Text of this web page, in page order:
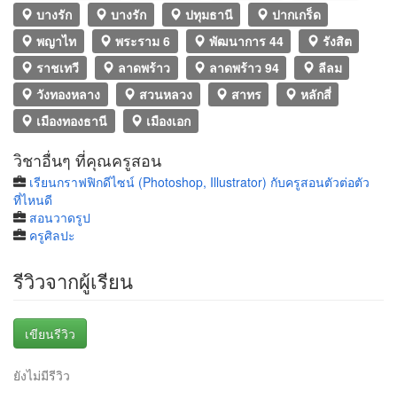
บางรัก
บางรัก ปทุมธานี
ปากเกร็ด
พญาไท
พระราม 6 พัฒนาการ 44
รังสิต
ราชเทวี
ลาดพร้าว ลาดพร้าว 94
ลีลม
วังทองหลาง
สวนหลวง สาทร
หลักสี่
เมืองทองธานี
เมืองเอก
วิชาอื่นๆ ที่คุณครูสอน
เรียนกราฟฟิกดีไซน์ (Photoshop, Illustrator) กับครูสอนตัวต่อตัว
ที่ไหนดี
สอนวาดรูป
ครูศิลปะ
รีวิวจากผู้เรียน
เขียนรีวิว
ยังไม่มีรีวิว